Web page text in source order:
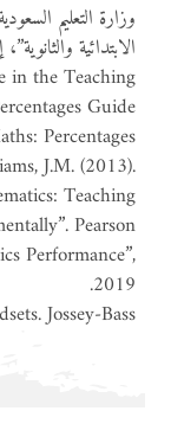
وزارة التعليم
الابتدائية والثانوية”،
in the Teaching
Guide.
Percentages.
J.M. (2013).
Teaching
Pearson.
Performance”,
2019.
Jossey-Bass.